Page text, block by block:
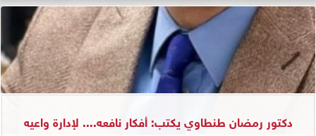
دكتور رمضان طنطاوي يكتب: أفكار نافعه.... لإدارة واعيه